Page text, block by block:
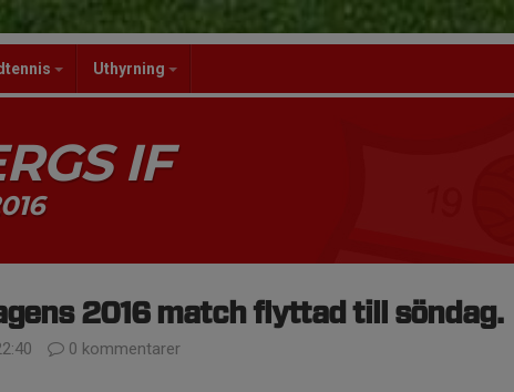
Uthyrning
IF
2016 match flyttad till söndag.
0 kommentarer